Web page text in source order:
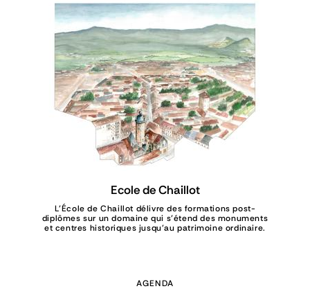
Ecole de Chaillot
L’École de Chaillot délivre des formations post-
diplômes sur un domaine qui s’étend des monuments
et centres historiques jusqu'au patrimoine ordinaire.
AGENDA